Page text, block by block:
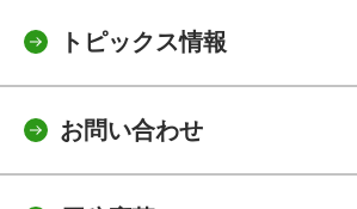
トピックス情報
お問い合わせ